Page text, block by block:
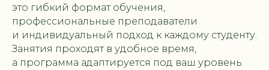
это гибкий формат обучения,
профессиональные преподаватели
и индивидуальный подход к каждому студенту.
Занятия проходят в удобное время,
а программа адаптируется под ваш уровень